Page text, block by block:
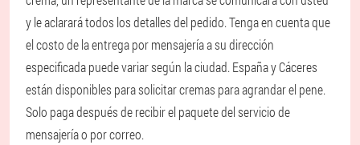
y le aclarará todos los detalles del pedido. Tenga en cuenta que
el costo de la entrega por mensajería a su dirección
especificada puede variar según la ciudad. España y Cáceres
están disponibles para solicitar cremas para agrandar el pene.
Solo paga después de recibir el paquete del servicio de
mensajería o por correo.